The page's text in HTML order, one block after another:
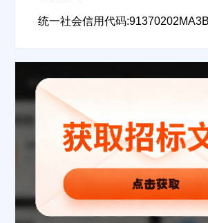
统一社会信用代码
欢迎入驻供应
公司名称